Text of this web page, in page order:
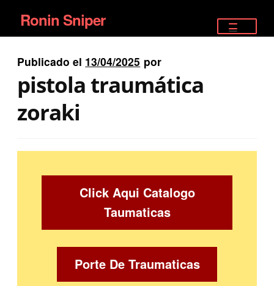
Ir
a
la
navegación
Ir
al
contenido
Ronin Sniper
EQUIPAMIENTO ÉLITE
PISTOLAS
Publicado el 13/04/2025 por
pistola traumática
zoraki
Click Aqui Catalogo
Taumaticas
Porte De Traumaticas